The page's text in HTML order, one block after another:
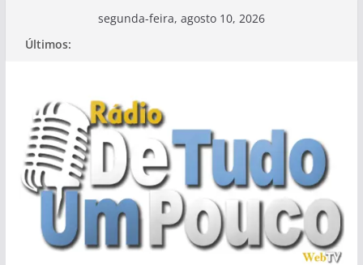
segunda-feira, agosto 10, 2026
Últimos: